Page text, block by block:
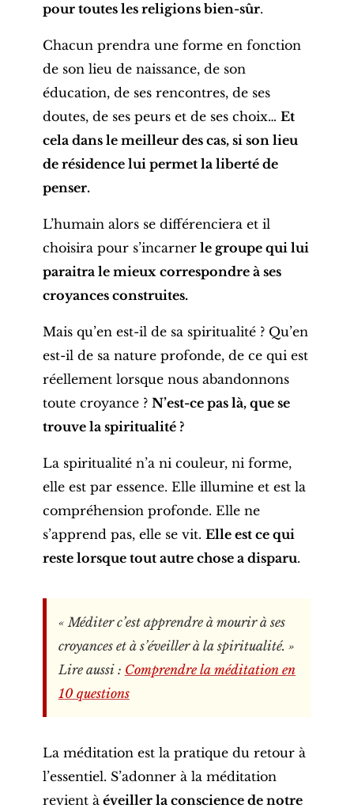
pour toutes les religions bien-sûr.
Chacun prendra une forme en fonction
de son lieu de naissance, de son
éducation, de ses rencontres, de ses
doutes, de ses peurs et de ses choix… Et
cela dans le meilleur des cas, si son lieu
de résidence lui permet la liberté de
penser.
L’humain alors se différenciera et il
choisira pour s’incarnerle groupe qui lui
paraitra le mieux correspondre à ses
croyances construites.
Mais qu’en est-il de sa spiritualité ? Qu’en
est-il de sa nature profonde, de ce qui est
réellement lorsque nous abandonnons
toute croyance ? N’est-ce pas là, que se
trouve la spiritualité ?
La spiritualité n’a ni couleur, ni forme,
elle est par essence. Elle illumine et est la
compréhension profonde. Elle ne
s’apprend pas, elle se vit. Elle est ce qui
reste lorsque tout autre chose a disparu.
« Méditer c’est apprendre à mourir à ses
croyances et à s’éveiller à la spiritualité. »
Lire aussi : Comprendre la méditation en
10 questions
La méditation est la pratique du retour à
l’essentiel. S’adonner à la méditation
revient àéveiller la conscience de notre